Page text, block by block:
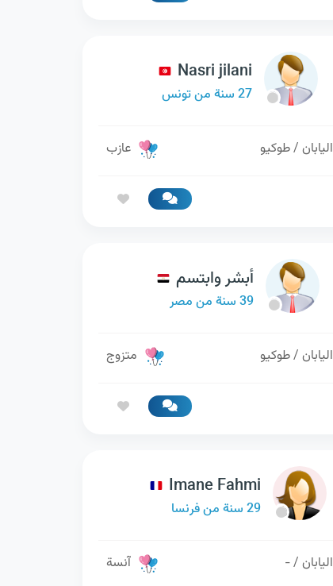
Nasri jilani
27 سنة من تونس
اليابان / طوكيو عازب
أبشر وابتسم
39 سنة من مصر
اليابان / طوكيو متزوج
Imane Fahmi
29 سنة من فرنسا
اليابان / - آنسة